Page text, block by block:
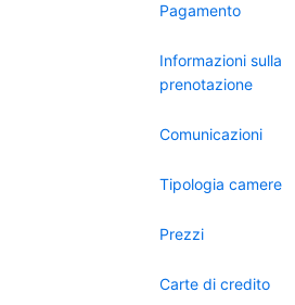
Pagamento
Informazioni sulla
prenotazione
Comunicazioni
Tipologia camere
Prezzi
Carte di credito